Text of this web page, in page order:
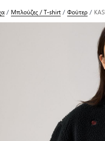
/ Μπλούζες / T-shirt/Φούτερ/